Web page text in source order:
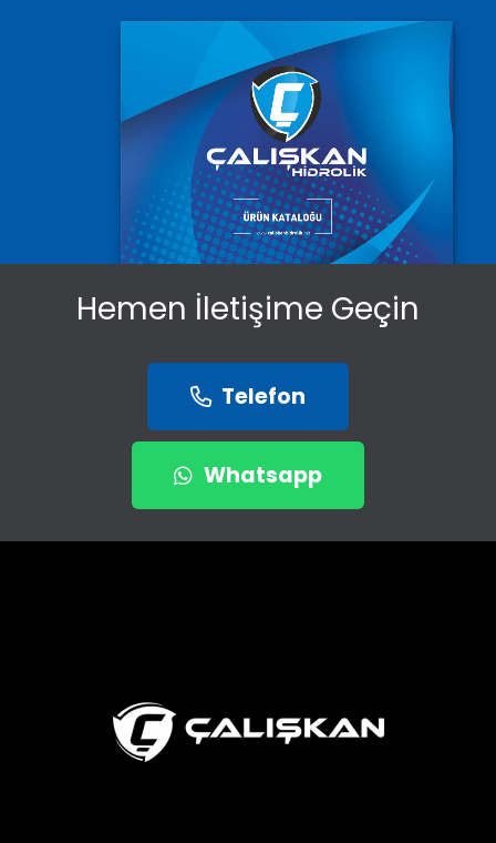
Hemen İletişime Geçin
Telefon
Whatsapp